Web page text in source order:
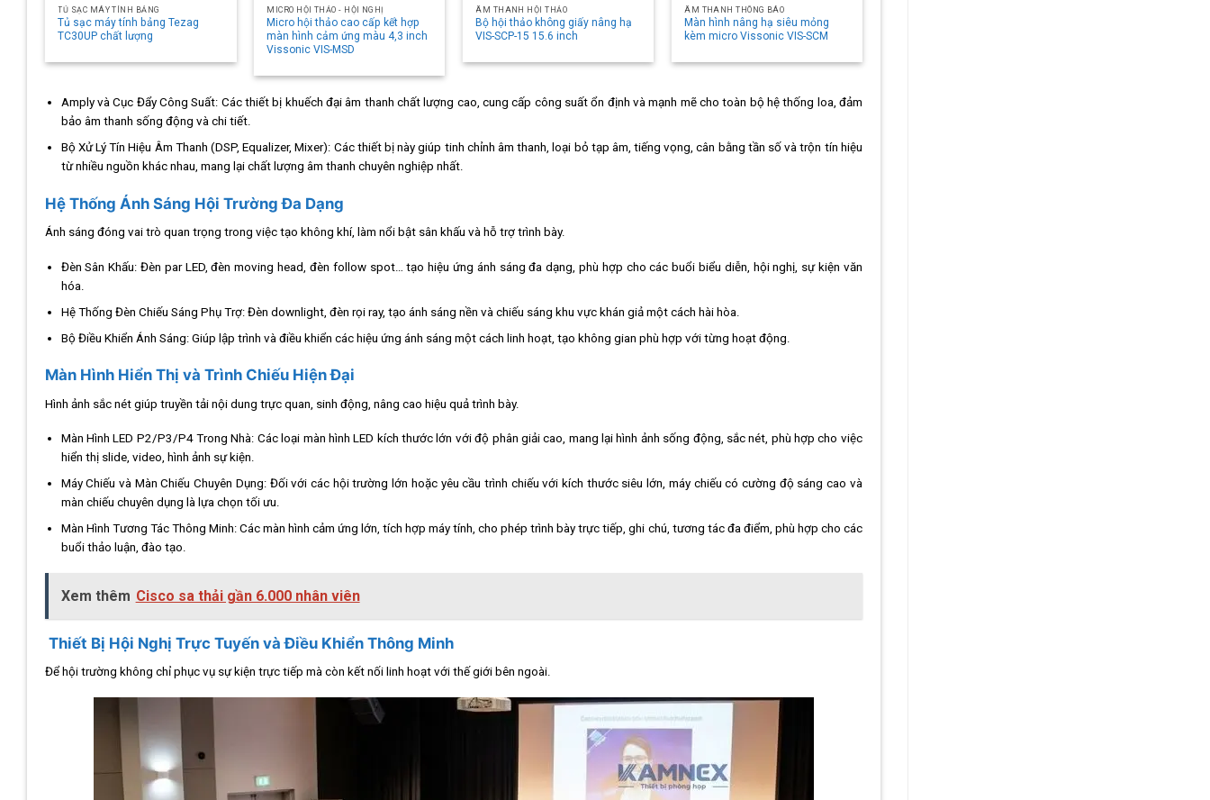
TỦ SẠC MÁY TÍNH BẢNG
Tủ sạc máy tính bảng Tezag
TC30UP chất lượng
MICRO HỘI THẢO - HỘI NGHỊ
Micro hội thảo cao cấp kết hợp
màn hình cảm ứng màu 4,3 inch
Vissonic VIS-MSD
ÂM THANH HỘI THẢO
Bộ hội thảo không giấy nâng hạ
VIS-SCP-15 15.6 inch
ÂM THANH THÔNG BÁO
Màn hình nâng hạ siêu mỏng
kèm micro Vissonic VIS-SCM
Amply và Cục Đẩy Công Suất: Các thiết bị khuếch đại âm thanh chất lượng cao, cung cấp công suất ổn định và mạnh mẽ cho toàn bộ hệ thống loa, đảm
bảo âm thanh sống động và chi tiết.
Bộ Xử Lý Tín Hiệu Âm Thanh (DSP, Equalizer, Mixer): Các thiết bị này giúp tinh chỉnh âm thanh, loại bỏ tạp âm, tiếng vọng, cân bằng tần số và trộn tín hiệu
từ nhiều nguồn khác nhau, mang lại chất lượng âm thanh chuyên nghiệp nhất.
Hệ Thống Ánh Sáng Hội Trường Đa Dạng
Ánh sáng đóng vai trò quan trọng trong việc tạo không khí, làm nổi bật sân khấu và hỗ trợ trình bày.
Đèn Sân Khấu: Đèn par LED, đèn moving head, đèn follow spot… tạo hiệu ứng ánh sáng đa dạng, phù hợp cho các buổi biểu diễn, hội nghị, sự kiện văn
hóa.
Hệ Thống Đèn Chiếu Sáng Phụ Trợ:Đèn downlight, đèn rọi ray, tạo ánh sáng nền và chiếu sáng khu vực khán giả một cách hài hòa.
Bộ Điều Khiển Ánh Sáng:Giúp lập trình và điều khiển các hiệu ứng ánh sáng một cách linh hoạt, tạo không gian phù hợp với từng hoạt động.
Màn Hình Hiển Thị và Trình Chiếu Hiện Đại
Hình ảnh sắc nét giúp truyền tải nội dung trực quan, sinh động, nâng cao hiệu quả trình bày.
Màn Hình LED P2/P3/P4 Trong Nhà: Các loại màn hình LED kích thước lớn với độ phân giải cao, mang lại hình ảnh sống động, sắc nét, phù hợp cho việc
hiển thị slide, video, hình ảnh sự kiện.
Máy Chiếu và Màn Chiếu Chuyên Dụng:Đối với các hội trường lớn hoặc yêu cầu trình chiếu với kích thước siêu lớn, máy chiếu có cường độ sáng cao và
màn chiếu chuyên dụng là lựa chọn tối ưu.
Màn Hình Tương Tác Thông Minh:Các màn hình cảm ứng lớn, tích hợp máy tính, cho phép trình bày trực tiếp, ghi chú, tương tác đa điểm, phù hợp cho các
buổi thảo luận, đào tạo.
Xem thêm Cisco sa thải gần 6.000 nhân viên
Thiết Bị Hội Nghị Trực Tuyến và Điều Khiển Thông Minh
Để hội trường không chỉ phục vụ sự kiện trực tiếp mà còn kết nối linh hoạt với thế giới bên ngoài.